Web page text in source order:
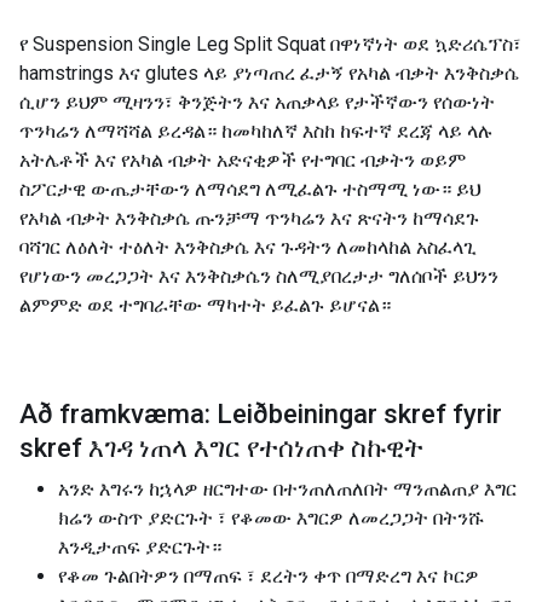
የ Suspension Single Leg Split Squat በዋነኛነት ወደ ኳድሪሴፕስ፣
hamstrings እና glutes ላይ ያነጣጠረ ፈታኝ የአካል ብቃት እንቅስቃሴ
ሲሆን ይህም ሚዛንን፣ ቅንጅትን እና አጠቃላይ የታችኛውን የሰውነት
ጥንካሬን ለማሻሻል ይረዳል። ከመካከለኛ እስከ ከፍተኛ ደረጃ ላይ ላሉ
አትሌቶች እና የአካል ብቃት አድናቂዎች የተግባር ብቃትን ወይም
ስፖርታዊ ውጤታቸውን ለማሳደግ ለሚፈልጉ ተስማሚ ነው። ይህ
የአካል ብቃት እንቅስቃሴ ጡንቻማ ጥንካሬን እና ጽናትን ከማሳደጉ
ባሻገር ለዕለት ተዕለት እንቅስቃሴ እና ጉዳትን ለመከላከል አስፈላጊ
የሆነውን መረጋጋት እና እንቅስቃሴን ስለሚያበረታታ ግለሰቦች ይህንን
ልምምድ ወደ ተግባራቸው ማካተት ይፈልጉ ይሆናል።
Að framkvæma: Leiðbeiningar skref fyrir
skref እገዳ ነጠላ እግር የተሰነጠቀ ስኩዊት
አንድ እግሩን ከኋላዎ ዘርግተው በተንጠለጠለበት ማንጠልጠያ እግር
ክሬን ውስጥ ያድርጉት ፣ የቆመው እግርዎ ለመረጋጋት በትንሹ
እንዲታጠፍ ያድርጉት።
የቆመ ጉልበትዎን በማጠፍ ፣ ደረትን ቀጥ በማድረግ እና ኮርዎ